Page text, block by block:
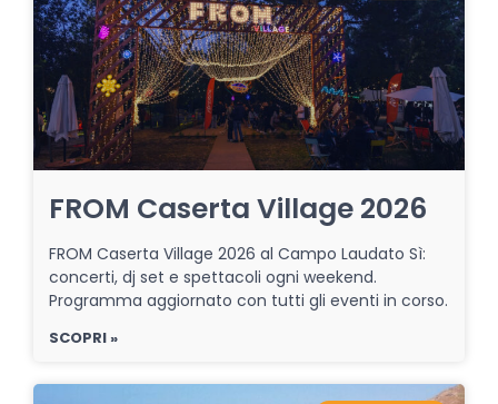
FROM Caserta Village 2026
FROM Caserta Village 2026 al Campo Laudato Sì:
concerti, dj set e spettacoli ogni weekend.
Programma aggiornato con tutti gli eventi in corso.
SCOPRI »